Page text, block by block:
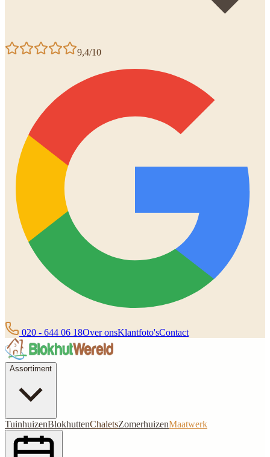
9,4/10
020 - 644 06 18Over onsKlantfoto'sContact
Assortiment
TuinhuizenBlokhuttenChaletsZomerhuizenMaatwerk